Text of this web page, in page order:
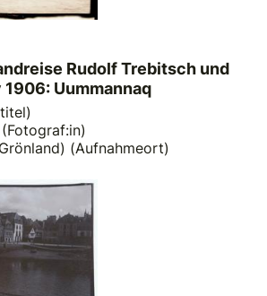
Rudolf Trebitsch und
Uummannaq
(Aufnahmeort)